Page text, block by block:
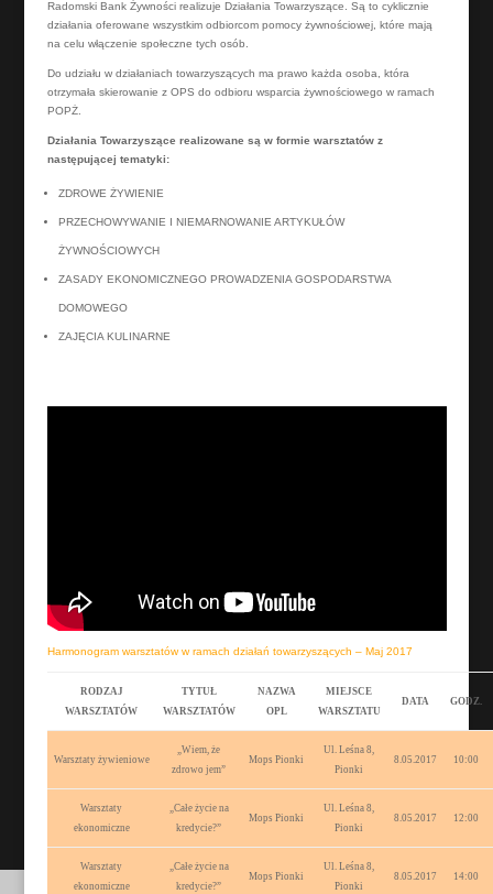
Radomski Bank Żywności realizuje Działania Towarzyszące. Są to cyklicznie
działania oferowane wszystkim odbiorcom pomocy żywnościowej, które mają
na celu włączenie społeczne tych osób.
Do udziału w działaniach towarzyszących ma prawo każda osoba, która
otrzymała skierowanie z OPS do odbioru wsparcia żywnościowego w ramach
POPŻ.
Działania Towarzyszące realizowane są w formie warsztatów z
następującej tematyki:
ZDROWE ŻYWIENIE
PRZECHOWYWANIE I NIEMARNOWANIE ARTYKUŁÓW
ŻYWNOŚCIOWYCH
ZASADY EKONOMICZNEGO PROWADZENIA GOSPODARSTWA
DOMOWEGO
ZAJĘCIA KULINARNE
Harmonogram warsztatów w ramach działań towarzyszących – Maj 2017
RODZAJ
WARSZTATÓW
TYTUŁ
WARSZTATÓW
NAZWA
OPL
MIEJSCE
WARSZTATU
DATA GODZ.
Warsztaty żywieniowe
„Wiem, że
zdrowo jem”
Mops Pionki
Ul. Leśna 8,
Pionki
8.05.2017 10:00
Warsztaty
ekonomiczne
„Całe życie na
kredycie?”
Mops Pionki
Ul. Leśna 8,
Pionki
8.05.2017 12:00
Warsztaty
ekonomiczne
„Całe życie na
kredycie?”
Mops Pionki
Ul. Leśna 8,
Pionki
8.05.2017 14:00